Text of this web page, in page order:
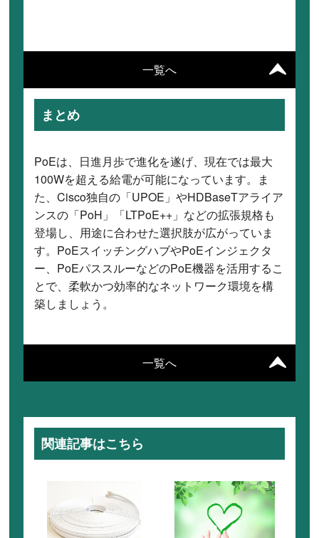
一覧へ
一覧へ
まとめ
PoEは、日進月歩で進化を遂げ、現在では最大
100Wを超える給電が可能になっています。ま
た、Cisco独自の「UPOE」やHDBaseTアライア
ンスの「PoH」「LTPoE++」などの拡張規格も
登場し、用途に合わせた選択肢が広がっていま
す。PoEスイッチングハブやPoEインジェクタ
ー、PoEパススルーなどのPoE機器を活用するこ
とで、柔軟かつ効率的なネットワーク環境を構
築しましょう。
関連記事はこちら